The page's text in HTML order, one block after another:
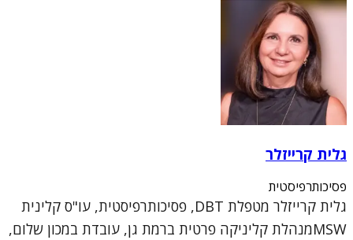
גלית קרייזלר
פסיכותרפיסטית
גלית קרייזלר מטפלת DBT, פסיכותרפיסטית, עו"ס קלינית
MSWמנהלת קליניקה פרטית ברמת גן, עובדת במכון שלום,